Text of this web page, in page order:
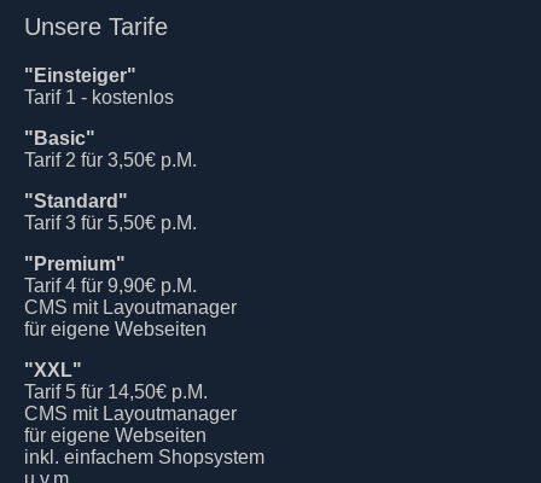
Unsere Tarife
"Einsteiger"
Tarif 1 - kostenlos
"Basic"
Tarif 2 für 3,50€ p.M.
"Standard"
Tarif 3 für 5,50€ p.M.
"Premium"
Tarif 4 für 9,90€ p.M.
CMS mit Layoutmanager
für eigene Webseiten
"XXL"
Tarif 5 für 14,50€ p.M.
CMS mit Layoutmanager
für eigene Webseiten
inkl. einfachem Shopsystem